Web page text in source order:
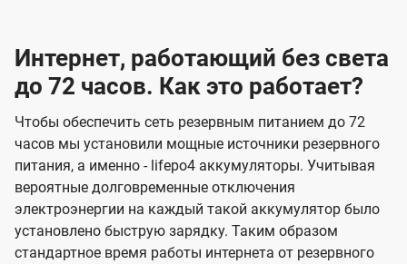
Интернет, работающий без света
до 72 часов. Как это работает?
Чтобы обеспечить сеть резервным питанием до 72
часов мы установили мощные источники резервного
питания, а именно - lifepo4 аккумуляторы. Учитывая
вероятные долговременные отключения
электроэнергии на каждый такой аккумулятор было
установлено быструю зарядку. Таким образом
стандартное время работы интернета от резервного